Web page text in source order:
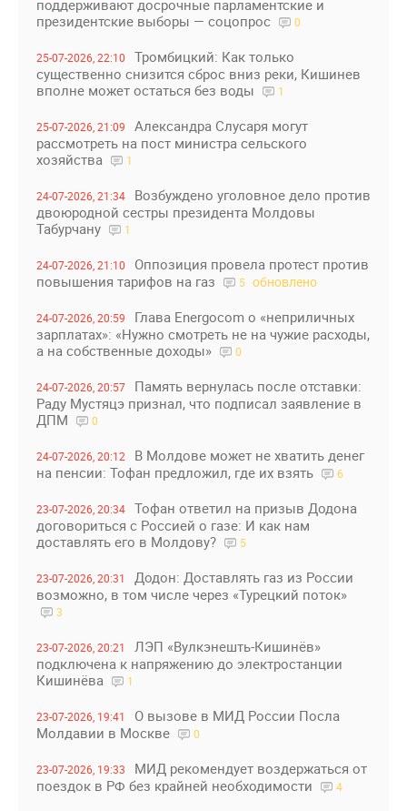
поддерживают досрочные парламентские и
президентские выборы — соцопрос
0
25-07-2026, 22:10
Тромбицкий: Как только
существенно снизится сброс вниз реки, Кишинев
вполне может остаться без воды
1
25-07-2026, 21:09
Александра Слусаря могут
рассмотреть на пост министра сельского
хозяйства
1
24-07-2026, 21:34
Возбуждено уголовное дело против
двоюродной сестры президента Молдовы
Табурчану
1
24-07-2026, 21:10
Оппозиция провела протест против
повышения тарифов на газ
5 обновлено
24-07-2026, 20:59
Глава Energocom о «неприличных
зарплатах»: «Нужно смотреть не на чужие расходы,
а на собственные доходы»
0
24-07-2026, 20:57
Память вернулась после отставки:
Раду Мустяцэ признал, что подписал заявление в
ДПМ
0
24-07-2026, 20:12
В Молдове может не хватить денег
на пенсии: Тофан предложил, где их взять
6
23-07-2026, 20:34
Тофан ответил на призыв Додона
договориться с Россией о газе: И как нам
доставлять его в Молдову?
5
23-07-2026, 20:31
Додон: Доставлять газ из России
возможно, в том числе через «Турецкий поток»
3
23-07-2026, 20:21
ЛЭП «Вулкэнешть-Кишинёв»
подключена к напряжению до электростанции
Кишинёва
1
23-07-2026, 19:41
О вызове в МИД России Посла
Молдавии в Москве
0
23-07-2026, 19:33
МИД рекомендует воздержаться от
поездок в РФ без крайней необходимости
4